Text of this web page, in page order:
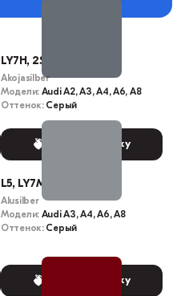
LY7H, 2S
Akojasilber
Модели: Audi A2, A3, A4, A6, A8
Оттенок: Серый
Выбрать краску
L5, LY7M, LYZM, Y7M
Alusilber
Модели: Audi A3, A4, A6, A8
Оттенок: Серый
Выбрать краску